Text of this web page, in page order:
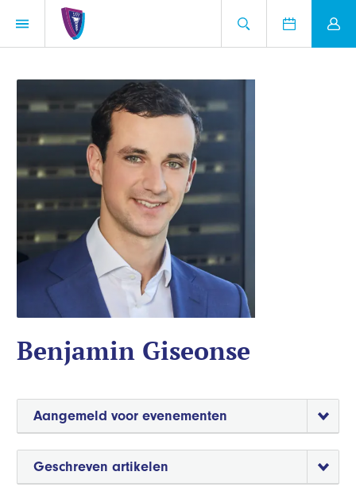
Benjamin Giseonse
Aangemeld voor evenementen
Geschreven artikelen